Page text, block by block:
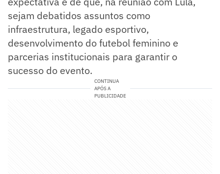
sejam debatidos assuntos como
infraestrutura, legado esportivo,
desenvolvimento do futebol feminino e
parcerias institucionais para garantir o
sucesso do evento.
CONTINUA
APÓS A
PUBLICIDADE